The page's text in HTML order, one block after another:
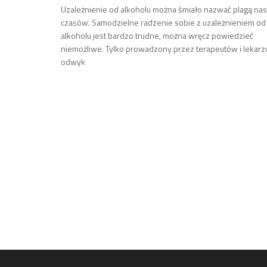
Uzależnienie od alkoholu można śmiało nazwać plagą
czasów. Samodzielne radzenie sobie z uzależnieniem od
alkoholu jest bardzo trudne, można wręcz powiedzieć
niemożliwe. Tylko prowadzony przez terapeutów i
odwyk